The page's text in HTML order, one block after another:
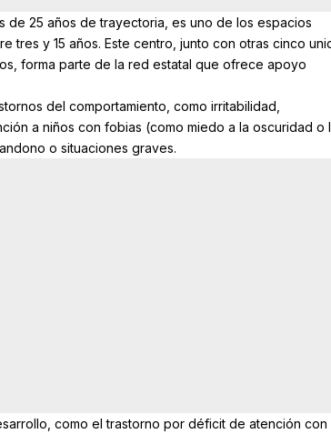
de 25 años de trayectoria, es uno de los espacios
tres y 15 años. Este centro, junto con otras cinco
forma parte de la red estatal que ofrece apoyo
del comportamiento, como irritabilidad,
a niños con fobias (como miedo a la oscuridad o
o situaciones graves.
como el trastorno por déficit de atención con